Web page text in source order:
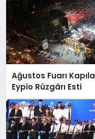
Ağustos Fuarı
Eypio Rüzgârı Esti